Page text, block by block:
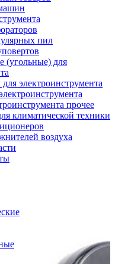
пил
(угольные) для
электроинструмента
прочее
климатической техники
воздуха